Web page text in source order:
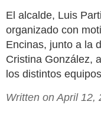
El alcalde, Luis
organizado con
Encinas, junto a la
Cristina González,
los distintos
Written on April 12,